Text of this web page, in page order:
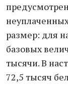
размер: для
базовых
тысячи. В
72,5 тысяч